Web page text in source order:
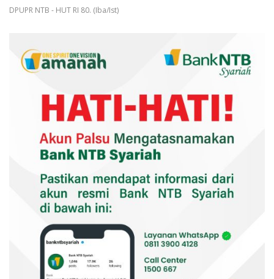
DPUPR NTB - HUT RI 80. (Iba/Ist)